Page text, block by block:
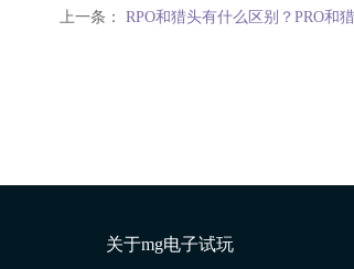
上一条： RPO和猎头有什么区别？PRO和
关于mg电子试玩